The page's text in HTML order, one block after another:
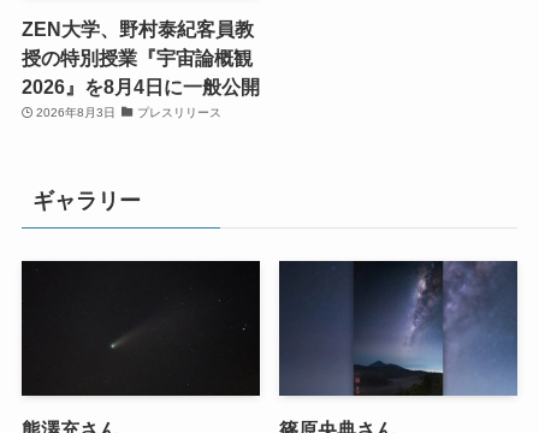
ZEN大学、野村泰紀客員教
授の特別授業『宇宙論概観
2026』を8月4日に一般公開
2026年8月3日 プレスリリース
ギャラリー